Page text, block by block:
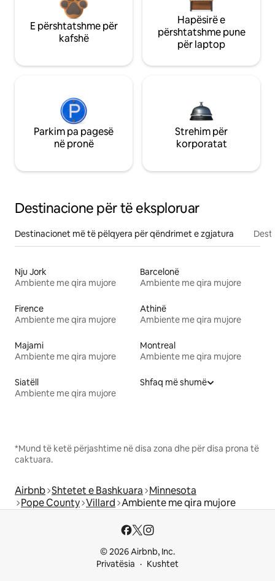
E përshtatshme për
kafshë
Hapësirë e
përshtatshme pune
për laptop
Parkim pa pagesë
në pronë
Strehim për
korporatat
Destinacione për të eksploruar
Destinacionet më të pëlqyera për qëndrimet e zgjatura
Nju Jork
Ambiente me qira mujore
Barcelonë
Ambiente me qira mujore
Firence
Ambiente me qira mujore
Athinë
Ambiente me qira mujore
Majami
Ambiente me qira mujore
Montreal
Ambiente me qira mujore
Siatëll
Ambiente me qira mujore
Shfaq më shumë
*Mund të ketë përjashtime në disa zona dhe për disa prona të
caktuara.
Airbnb Shtetet e Bashkuara Minnesota
Pope County Villard Ambiente me qira mujore
© 2026 Airbnb, Inc.
Privatësia
Kushtet